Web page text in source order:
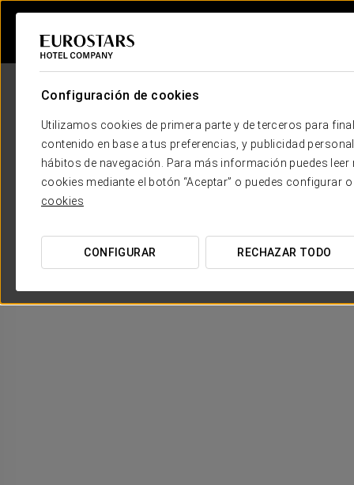
Configuración de cookies
Utilizamos cookies de primera parte y de terceros para
contenido en base a tus preferencias, y publicidad
hábitos de navegación. Para más información puedes
cookies mediante el botón “Aceptar” o puedes configurar
cookies
CONFIGURAR RECHAZAR TODO